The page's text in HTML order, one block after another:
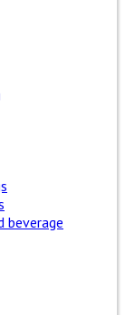
beverage